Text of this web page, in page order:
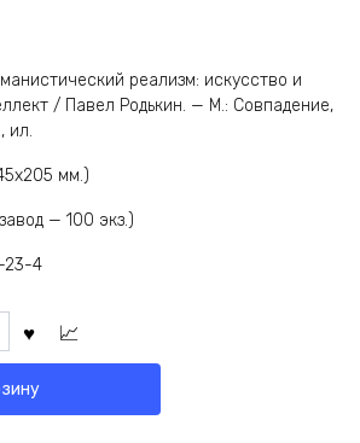
реализм: искусство и
/ Павел Родькин. — М.: Совпадение,
ил.
мм.)
— 100 экз.)
23-4